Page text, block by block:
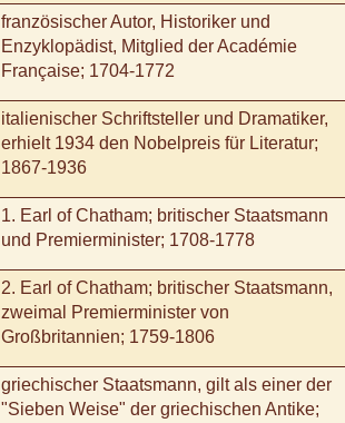
französischer Autor, Historiker und
Enzyklopädist, Mitglied der Académie
Française; 1704-1772
italienischer Schriftsteller und Dramatiker,
erhielt 1934 den Nobelpreis für Literatur;
1867-1936
1. Earl of Chatham; britischer Staatsmann
und Premierminister; 1708-1778
2. Earl of Chatham; britischer Staatsmann,
zweimal Premierminister von
Großbritannien; 1759-1806
griechischer Staatsmann, gilt als einer der
"Sieben Weise" der griechischen Antike;